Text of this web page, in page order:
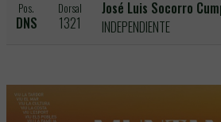
Pos.
DNS
Dorsal
1321
José Luis Socorro
INDEPENDIENTE